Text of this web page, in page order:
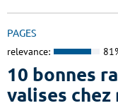
PAGES
relevance:
10 bonnes
valises chez